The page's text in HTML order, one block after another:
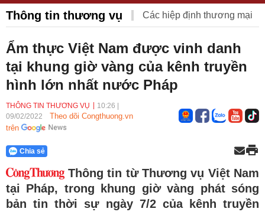
Thông tin thương vụ Các hiệp định thương mại
Hiệp định UKVFTA Thông tin thương vụ Quốc tế
Ẩm thực Việt Nam được vinh danh
tại khung giờ vàng của kênh truyền
hình lớn nhất nước Pháp
THÔNG TIN THƯƠNG VỤ 10:26
09/02/2022
Theo dõi Congthuong.vn
trên
Chia sẻ
Thông tin từ Thương vụ Việt Nam
tại Pháp, trong khung giờ vàng phát sóng
bản tin thời sự ngày 7/2 của kênh truyền